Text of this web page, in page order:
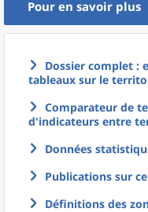
Pour en savoir plus
Dossier complet :
tableaux sur le
Comparateur de
d'indicateurs entre
Données
Publications sur
Définitions des